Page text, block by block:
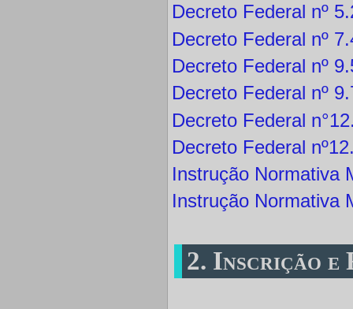
Decreto Federal nº
Decreto Federal nº
Decreto Federal nº
Decreto Federal nº
Decreto Federal
Decreto Federal
Instrução Normativa
Instrução Normativa
2. Inscrição e